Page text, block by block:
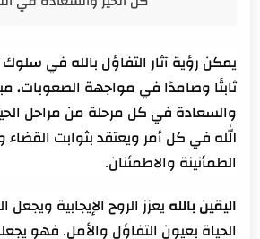
يمكن رؤية آثار التفاؤل بالله في
ثابتًا وصامدًا في مواجهة الصعوبات،
والسعادة في كل مرحلة من مراحل
الله في كل أمر ويعتقد بثوابت القضاء
الطمأنينة والاطمئنان.
اليقين بالله يعزز الروح الإيجابية
الحياة بعيون التفاؤل والأمل. فهو